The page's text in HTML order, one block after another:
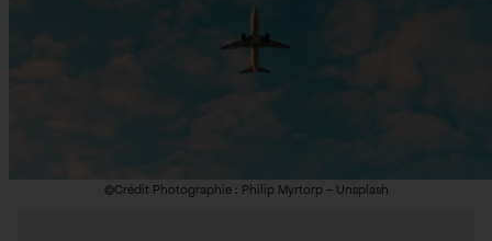
©Crédit Photographie : Philip Myrtorp – Unsplash